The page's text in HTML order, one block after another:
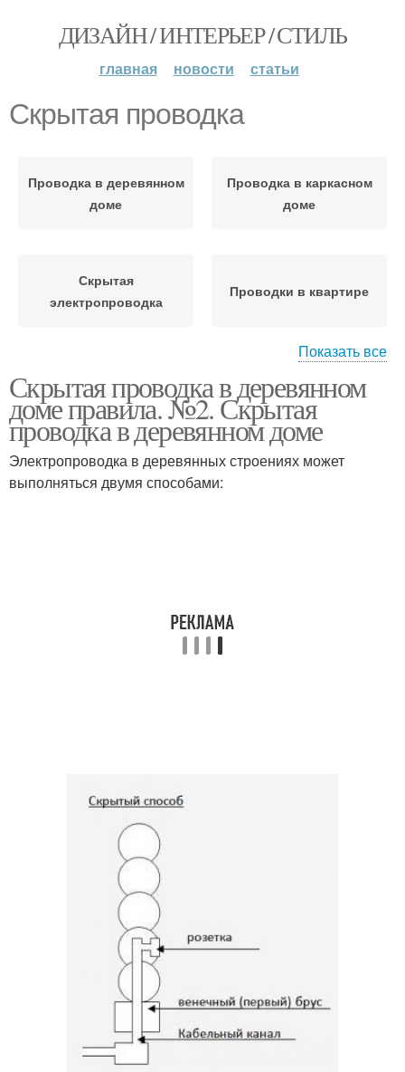
ДИЗАЙН / ИНТЕРЬЕР / СТИЛЬ
главная новости статьи
Скрытая проводка
Проводка в деревянном
доме
Проводка в каркасном
доме
Скрытая
электропроводка
Проводки в квартире
гипсокартоном
доме
Показать все
Скрытая проводка в деревянном
доме правила. №2. Скрытая
проводка в деревянном доме
Электропроводка в деревянных строениях может
выполняться двумя способами: